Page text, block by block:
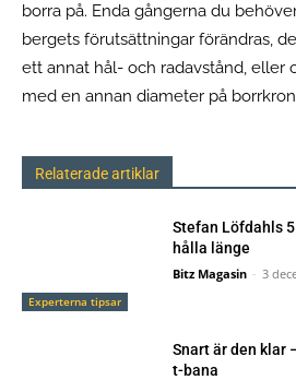
borra på. Enda gångerna du
bergets förutsättningar förändras,
ett annat hål- och radavstånd, eller
med en annan diameter på
Relaterade artiklar
Experterna tipsar
Stefan Löfdahls
hålla länge
Bitz Magasin - 3
Snart är den klar
t-bana